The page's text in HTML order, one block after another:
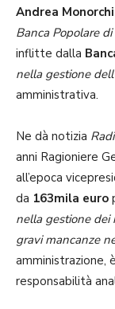
Andrea
Banca Popolare
inflitte dalla
nella gestione
amministrativa.
Ne dà notizia
anni Ragioniere
all’epoca
da 163mila euro
nella gestione dei
gravi mancanze
amministrazione,
responsabilità